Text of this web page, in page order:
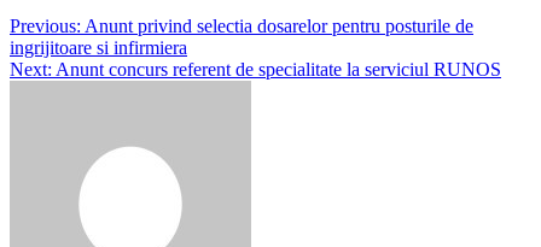
Previous: Anunt privind selectia dosarelor pentru posturile de
ingrijitoare si infirmiera
Next: Anunt concurs referent de specialitate la serviciul RUNOS